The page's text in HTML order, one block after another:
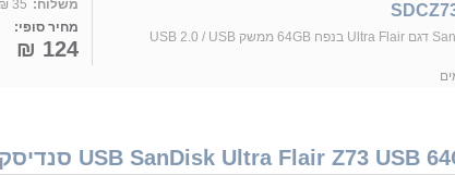
זכרון פלאש SanDisk דגם Ultra Flair בנפח 64GB ממשק USB 2.0 / USB
משלוח: 35 ₪
מחיר סופי:
124 ₪